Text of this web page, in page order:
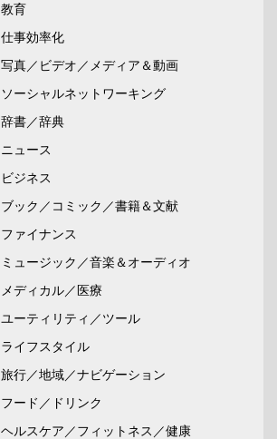
教育
仕事効率化
写真／ビデオ／メディア＆動画
ソーシャルネットワーキング
辞書／辞典
ニュース
ビジネス
ブック／コミック／書籍＆文献
ファイナンス
ミュージック／音楽＆オーディオ
メディカル／医療
ユーティリティ／ツール
ライフスタイル
旅行／地域／ナビゲーション
フード／ドリンク
ヘルスケア／フィットネス／健康